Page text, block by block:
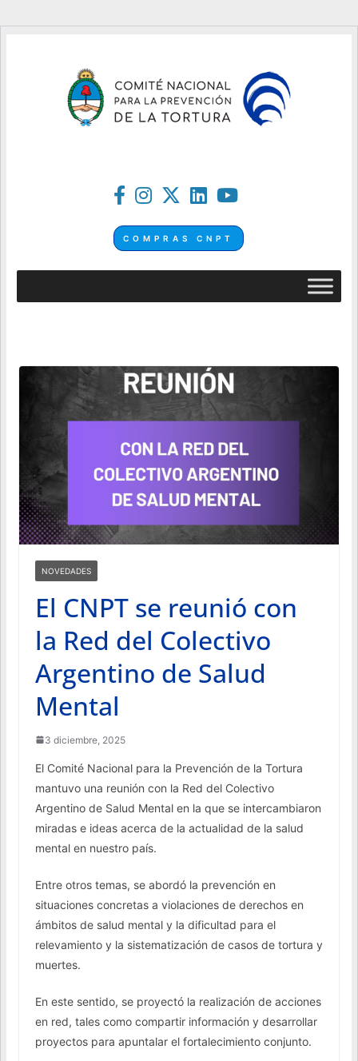
COMPRAS CNPT
NOVEDADES
El CNPT se reunió con
la Red del Colectivo
Argentino de Salud
Mental
3 diciembre, 2025
El Comité Nacional para la Prevención de la Tortura
mantuvo una reunión con la Red del Colectivo
Argentino de Salud Mental en la que se intercambiaron
miradas e ideas acerca de la actualidad de la salud
mental en nuestro país.
Entre otros temas, se abordó la prevención en
situaciones concretas a violaciones de derechos en
ámbitos de salud mental y la dificultad para el
relevamiento y la sistematización de casos de tortura y
muertes.
En este sentido, se proyectó la realización de acciones
en red, tales como compartir información y desarrollar
proyectos para apuntalar el fortalecimiento conjunto.